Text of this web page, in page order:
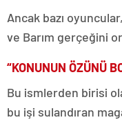
Ancak bazı
ve Barım gerçeğini
“KONUNUN ÖZÜNÜ
Bu ismlerden birisi
bu işi sulandıran